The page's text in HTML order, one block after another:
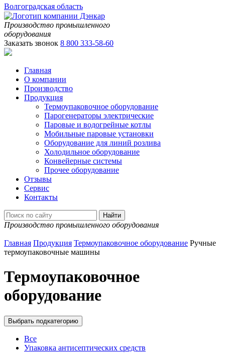
Волгоградская область
Производство промышленного
оборудования
Заказать звонок 8 800 333-58-60
Главная
О компании
Производство
Продукция
Термоупаковочное оборудование
Парогенераторы электрические
Паровые и водогрейные котлы
Мобильные паровые установки
Оборудование для линий розлива
Холодильное оборудование
Конвейерные системы
Прочее оборудование
Отзывы
Сервис
Контакты
Производство промышленного оборудования
Главная Продукция Термоупаковочное оборудование Ручные
термоупаковочные машины
Термоупаковочное
оборудование
Выбрать подкатегорию
Все
Упаковка антисептических средств